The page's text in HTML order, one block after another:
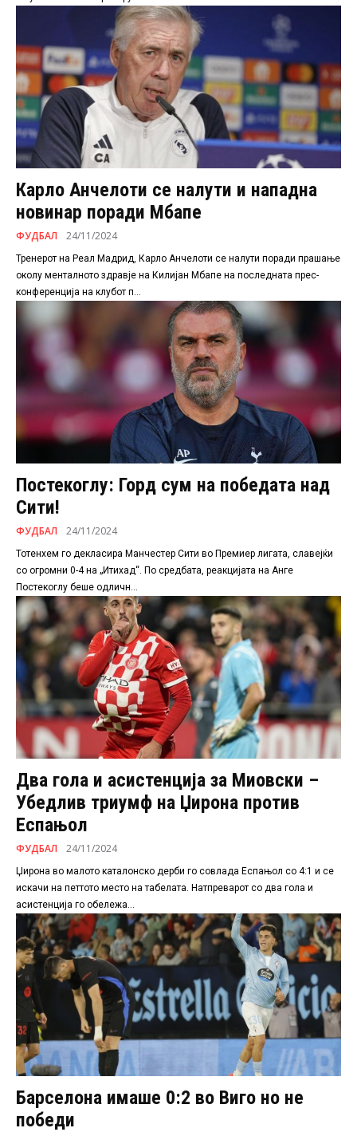
Карло Анчелоти се налути и нападна
новинар поради Мбапе
ФУДБАЛ 24/11/2024
Тренерот на Реал Мадрид, Карло Анчелоти се налути поради прашање
околу менталното здравје на Килијан Мбапе на последната прес-
конференција на клубот п...
Постекоглу: Горд сум на победата над
Сити!
ФУДБАЛ 24/11/2024
Тотенхем го декласира Манчестер Сити во Премиер лигата, славејќи
со огромни 0-4 на „Итихад“. По средбата, реакцијата на Анге
Постекоглу беше одличн...
Два гола и асистенција за Миовски –
Убедлив триумф на Џирона против
Еспањол
ФУДБАЛ 24/11/2024
Џирона во малото каталонско дерби го совлада Еспањол со 4:1 и се
искачи на петтото место на табелата. Натпреварот со два гола и
асистенција го обележа...
Барселона имаше 0:2 во Виго но не
победи